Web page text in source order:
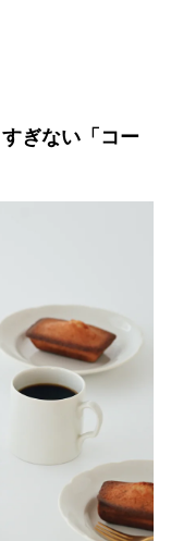
すぎない「コー